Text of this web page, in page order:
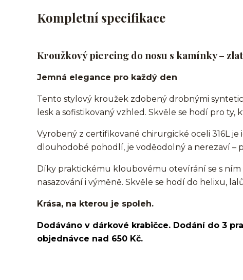
Kompletní specifikace
Kroužkový piercing do nosu s kamínky –
Jemná elegance pro každý den
Tento stylový kroužek zdobený drobnými
lesk a sofistikovaný vzhled. Skvěle se hodí pro
Vyrobený z certifikované chirurgické oceli 316L
dlouhodobé pohodlí, je voděodolný a nerezaví
Díky praktickému kloubovému otevírání se s
nasazování i výměně. Skvěle se hodí do helixu,
Krása, na kterou je spoleh.
Dodáváno v dárkové krabičce. Dodání do 3
objednávce nad 650 Kč.